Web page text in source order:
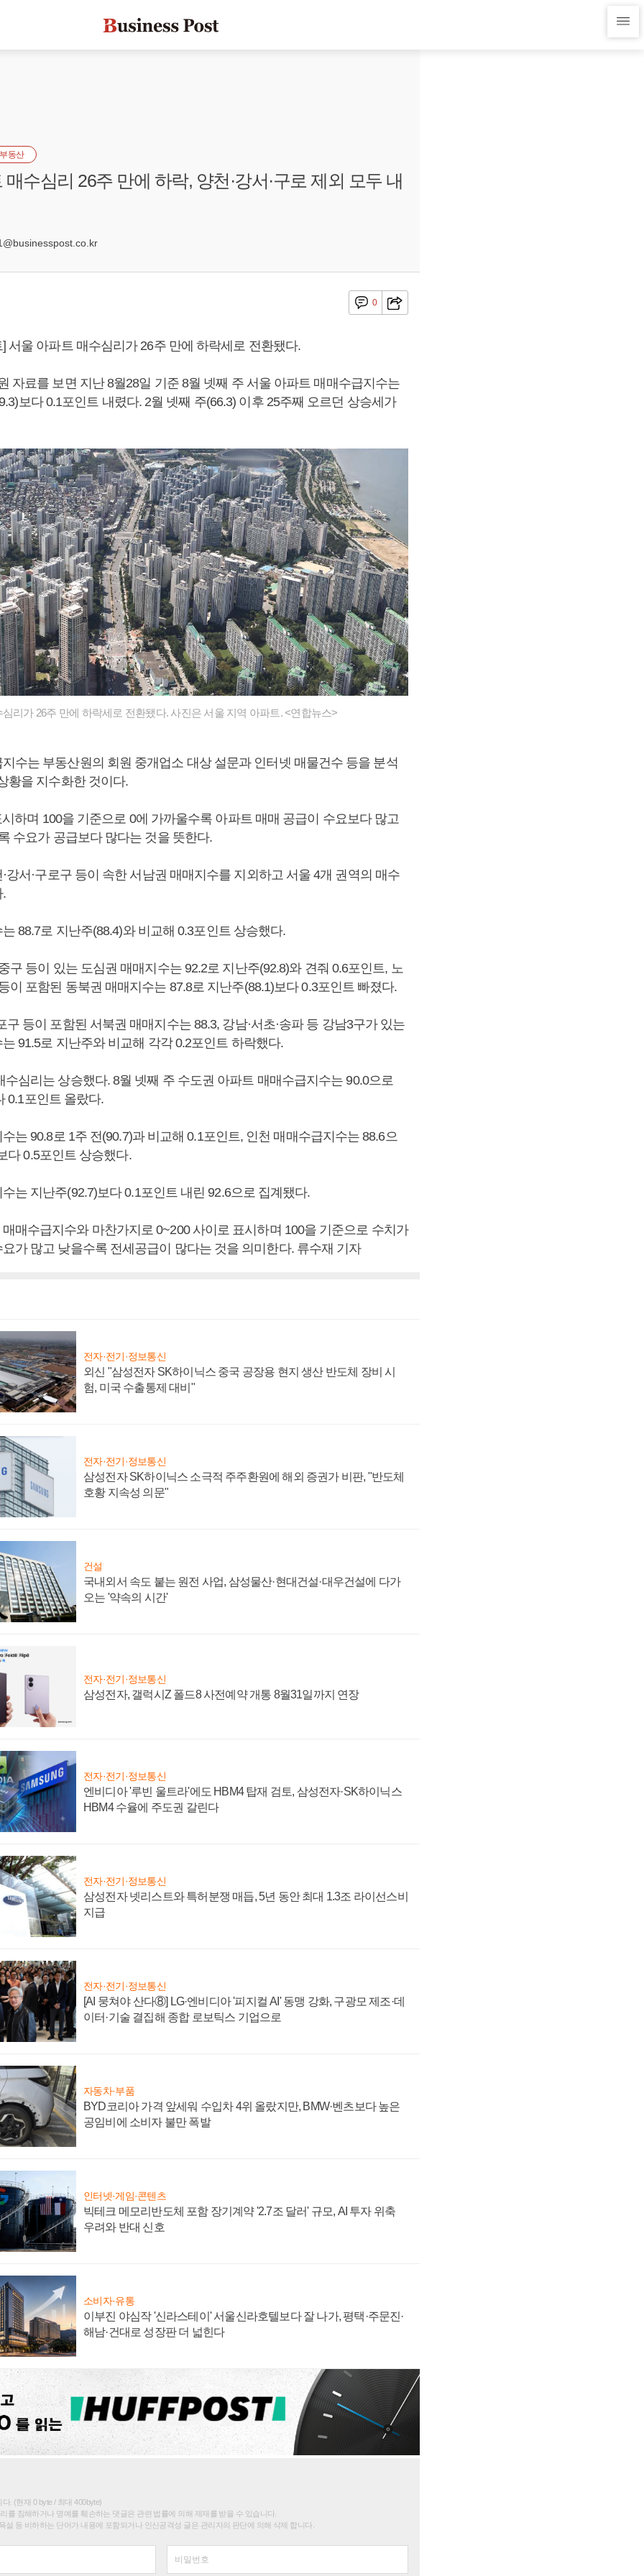
부동산
수심리 26주 만에 하락, 양천·강서·구로 제외 모두 내
0
서울 아파트 매수심리가 26주 만에 하락세로 전환됐다.
자료를 보면 지난 8월28일 기준 8월 넷째 주 서울 아파트 매매수급지수는
보다 0.1포인트 내렸다. 2월 넷째 주(66.3) 이후 25주째 오르던 상승세가
리가 26주 만에 하락세로 전환됐다. 사진은 서울 지역 아파트. <연합뉴스>
수는 부동산원의 회원 중개업소 대상 설문과 인터넷 매물건수 등을 분석
황을 지수화한 것이다.
하며 100을 기준으로 0에 가까울수록 아파트 매매 공급이 수요보다 많고
수요가 공급보다 많다는 것을 뜻한다.
강서·구로구 등이 속한 서남권 매매지수를 지외하고 서울 4개 권역의 매수
.
88.7로 지난주(88.4)와 비교해 0.3포인트 상승했다.
구 등이 있는 도심권 매매지수는 92.2로 지난주(92.8)와 견줘 0.6포인트, 노
이 포함된 동북권 매매지수는 87.8로 지난주(88.1)보다 0.3포인트 빠졌다.
구 등이 포함된 서북권 매매지수는 88.3, 강남·서초·송파 등 강남3구가 있는
91.5로 지난주와 비교해 각각 0.2포인트 하락했다.
수심리는 상승했다. 8월 넷째 주 수도권 아파트 매매수급지수는 90.0으로
0.1포인트 올랐다.
는 90.8로 1주 전(90.7)과 비교해 0.1포인트, 인천 매매수급지수는 88.6으
다 0.5포인트 상승했다.
는 지난주(92.7)보다 0.1포인트 내린 92.6으로 집계됐다.
매수급지수와 마찬가지로 0~200 사이로 표시하며 100을 기준으로 수치가
가 많고 낮을수록 전세공급이 많다는 것을 의미한다. 류수재 기자
전자·전기·정보통신
외신 "삼성전자 SK하이닉스 중국 공장용 현지 생산 반도체 장비 시
험, 미국 수출통제 대비"
전자·전기·정보통신
삼성전자 SK하이닉스 소극적 주주환원에 해외 증권가 비판, "반도체
호황 지속성 의문"
건설
국내외서 속도 붙는 원전 사업, 삼성물산·현대건설·대우건설에 다가
오는 '약속의 시간'
전자·전기·정보통신
삼성전자, 갤럭시Z 폴드8 사전예약 개통 8월31일까지 연장
전자·전기·정보통신
엔비디아 '루빈 울트라'에도 HBM4 탑재 검토, 삼성전자·SK하이닉스
HBM4 수율에 주도권 갈린다
전자·전기·정보통신
삼성전자 넷리스트와 특허분쟁 매듭, 5년 동안 최대 1.3조 라이선스비
지급
전자·전기·정보통신
[AI 뭉쳐야 산다⑧] LG·엔비디아 '피지컬 AI' 동맹 강화, 구광모 제조·데
이터·기술 결집해 종합 로보틱스 기업으로
자동차·부품
BYD코리아 가격 앞세워 수입차 4위 올랐지만, BMW·벤츠보다 높은
공임비에 소비자 불만 폭발
인터넷·게임·콘텐츠
빅테크 메모리반도체 포함 장기계약 '2.7조 달러' 규모, AI 투자 위축
우려와 반대 신호
소비자·유통
이부진 야심작 '신라스테이' 서울신라호텔보다 잘 나가, 평택·주문진·
해남·건대로 성장판 더 넓힌다
. (현재 0 byte / 최대 400byte)
를 침해하거나 명예를 훼손하는 댓글은 관련 법률에 의해 제재를 받을 수 있습니다.
설 등 비하하는 단어가 내용에 포함되거나 인신공격성 글은 관리자의 판단에 의해 삭제 합니다.